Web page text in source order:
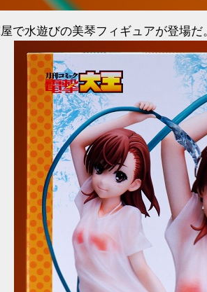
で水遊びの美琴フィギュアが登場だ